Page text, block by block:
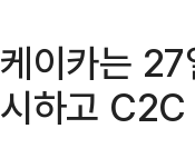
케이카는 27
시하고 C2C